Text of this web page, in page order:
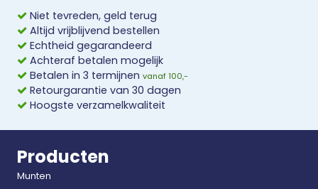
Niet tevreden, geld terug
Altijd vrijblijvend bestellen
Echtheid gegarandeerd
Achteraf betalen mogelijk
Betalen in 3 termijnen vanaf 100,-
Retourgarantie van 30 dagen
Hoogste verzamelkwaliteit
Producten
Munten